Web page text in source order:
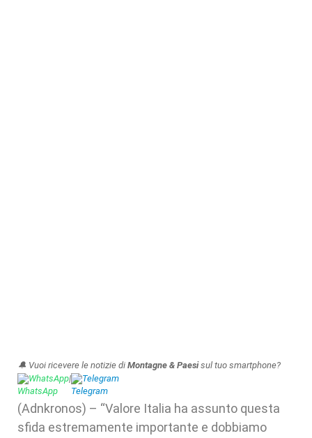
🔔 Vuoi ricevere le notizie di Montagne & Paesisul tuo smartphone?
WhatsApp| Telegram
(Adnkronos) – “Valore Italia ha assunto questa
sfida estremamente importante e dobbiamo